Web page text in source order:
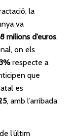
la
va
milions d’euros.
on els
respecte a
que
es
, amb l’arribada
l’últim